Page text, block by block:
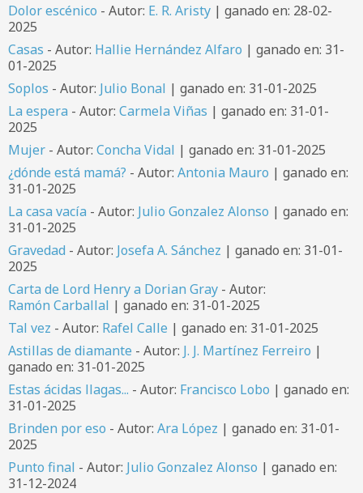
Dolor escénico - Autor: E. R. Aristy | ganado en: 28-02-
2025
Casas - Autor: Hallie Hernández Alfaro | ganado en: 31-
01-2025
Soplos - Autor: Julio Bonal | ganado en: 31-01-2025
La espera - Autor: Carmela Viñas | ganado en: 31-01-
2025
Mujer - Autor: Concha Vidal | ganado en: 31-01-2025
¿dónde está mamá? - Autor: Antonia Mauro | ganado en:
31-01-2025
La casa vacía - Autor: Julio Gonzalez Alonso | ganado en:
31-01-2025
Gravedad - Autor: Josefa A. Sánchez | ganado en: 31-01-
2025
Carta de Lord Henry a Dorian Gray - Autor:
Ramón Carballal | ganado en: 31-01-2025
Tal vez - Autor: Rafel Calle | ganado en: 31-01-2025
Astillas de diamante - Autor: J. J. Martínez Ferreiro |
ganado en: 31-01-2025
Estas ácidas llagas... - Autor: Francisco Lobo | ganado en:
31-01-2025
Brinden por eso - Autor: Ara López | ganado en: 31-01-
2025
Punto final - Autor: Julio Gonzalez Alonso | ganado en:
31-12-2024